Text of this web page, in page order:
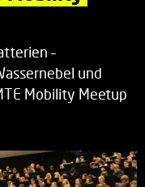
–
und
Mobility Meetup